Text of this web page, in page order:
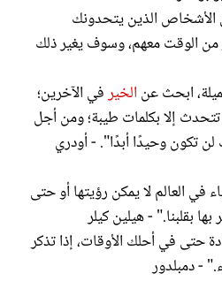
الذين يتحدونك
من الوقت معهم، وسوف يغير ذلك
ابحث عن الخيرفي الآخرين؛
إلا بكلمات طيبة؛ ومن أجل
لن تكون وحيدًا أبدًا". - أودري
في العالم لا يمكن رؤيتها أو حتى
بقلبنا." - هيلين كيلر
حتى في أحلك الأوقات، إذا تذكر
- دمبلدور